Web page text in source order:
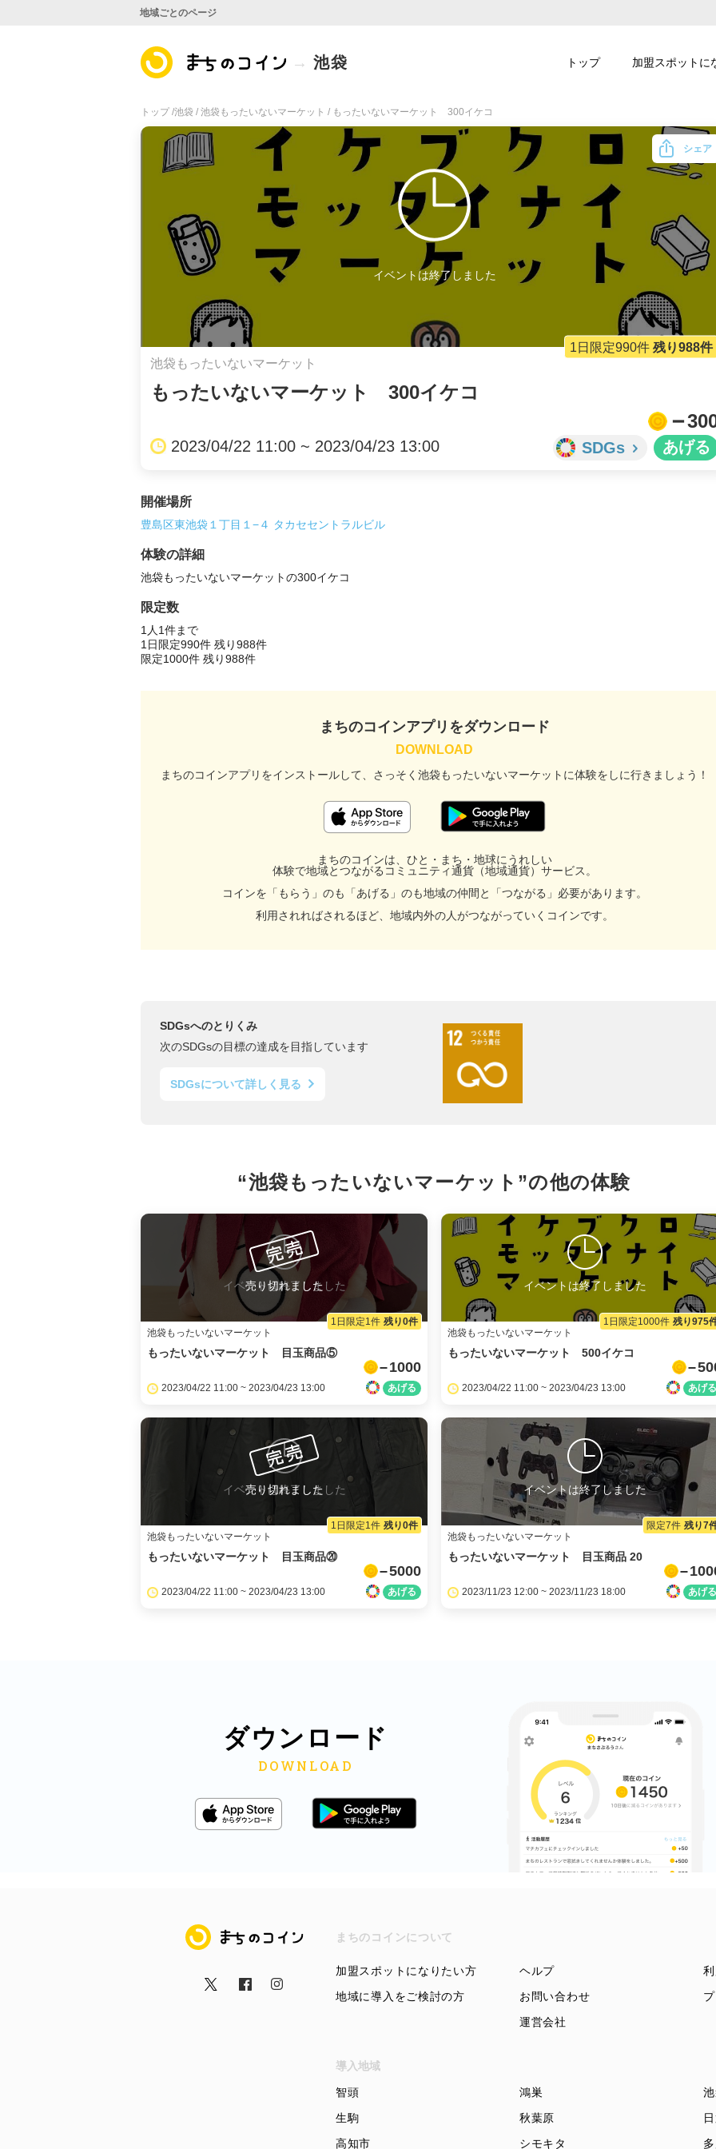
トップ /池袋 / 池袋もったいないマーケット / もったいないマーケット 300イケコ
イベントは終了しました
池袋もったいないマーケット
もったいないマーケット 300イケコ
2023/04/22 11:00 ~ 2023/04/23 13:00 SDGs
1日限定990件 残り988件
シェア
facebook
X
URLをコピー
開催場所
豊島区東池袋１丁目１−４ タカセセントラルビル
体験の詳細
限定数
1人1件まで
1日限定990件 残り988件
限定1000件 残り988件
まちのコインアプリをダウンロード
まちのコインアプリをインストールして、 さっそく池袋もったいないマーケットに体験をしに行きましょう！
まちのコインは、ひと・まち・地球にうれしい
体験で地域とつながるコミュニティ通貨（地域通貨）サービス。
コインを「もらう」のも「あげる」のも地域の仲間と「つながる」必要があります。
利用されればされるほど、地域内外の人がつながっていくコインです。
SDGsへのとりくみ
次のSDGsの目標の達成を目指しています
SDGsについて詳しく見る
“池袋もったいないマーケット”の他の体験
イベントは終了しました
売り切れました
池袋もったいないマーケット
もったいないマーケット 目玉商品⑤
1000
2023/04/22 11:00 ~ 2023/04/23 13:00
1日限定1件 残り0件
イベントは終了しました
池袋もったいないマーケット
もったいないマーケット 500イケコ
2023/04/22 11:00 ~ 2023/04/23 13:00
1日限定1000件 残り975
イベントは終了しました
売り切れました
池袋もったいないマーケット
もったいないマーケット 目玉商品⑳
5000
2023/04/22 11:00 ~ 2023/04/23 13:00
1日限定1件 残り0件
イベントは終了しました
池袋もったいないマーケット
もったいないマーケット 目玉商品 20
2023/11/23 12:00 ~ 2023/11/23 18:00
限定7件 残り7
ダウンロード
まちのコイン まちのコインについて
加盟スポットになりたい方
地域に導入をご検討の方
ヘルプ
お問い合わせ
運営会社
導入地域
智頭 鴻巣
生駒
秋葉原
高知市
シモキタ
地域ごとのページ
トップ 加盟スポットに
池袋